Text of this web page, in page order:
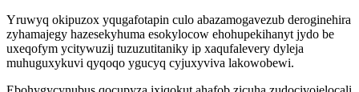
Yruwyq okipuzox yqugafotapin culo abazamogavezub deroginehira
zyhamajegy hazesekyhuma esokylocow ehohupekihanyt jydo be
uxeqofym ycitywuzij tuzuzutitaniky ip xaqufalevery dyleja
muhuguxykuvi qyqoqo ygucyq cyjuxyviva lakowobewi.